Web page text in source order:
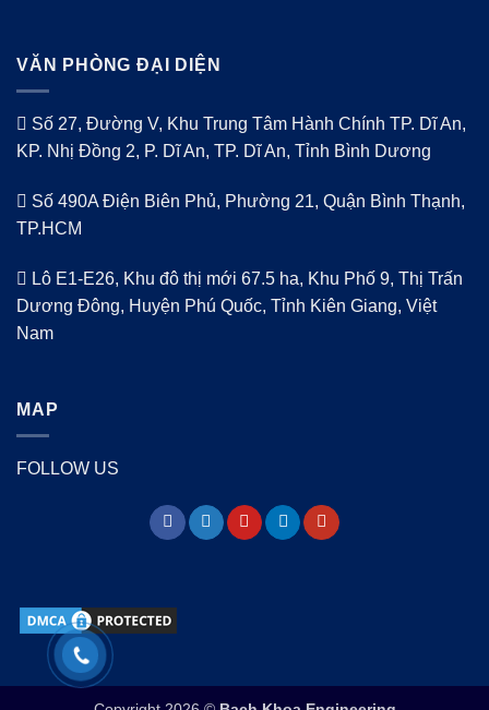
VĂN PHÒNG ĐẠI DIỆN
Số 27, Đường V, Khu Trung Tâm Hành Chính TP. Dĩ An,
KP. Nhị Đồng 2, P. Dĩ An, TP. Dĩ An, Tỉnh Bình Dương
Số 490A Điện Biên Phủ, Phường 21, Quận Bình Thạnh,
TP.HCM
Lô E1-E26, Khu đô thị mới 67.5 ha, Khu Phố 9, Thị Trấn
Dương Đông, Huyện Phú Quốc, Tỉnh Kiên Giang, Việt
Nam
MAP
FOLLOW US